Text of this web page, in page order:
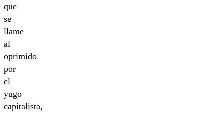
que
se
llame
al
oprimido
por
el
yugo
capitalista,